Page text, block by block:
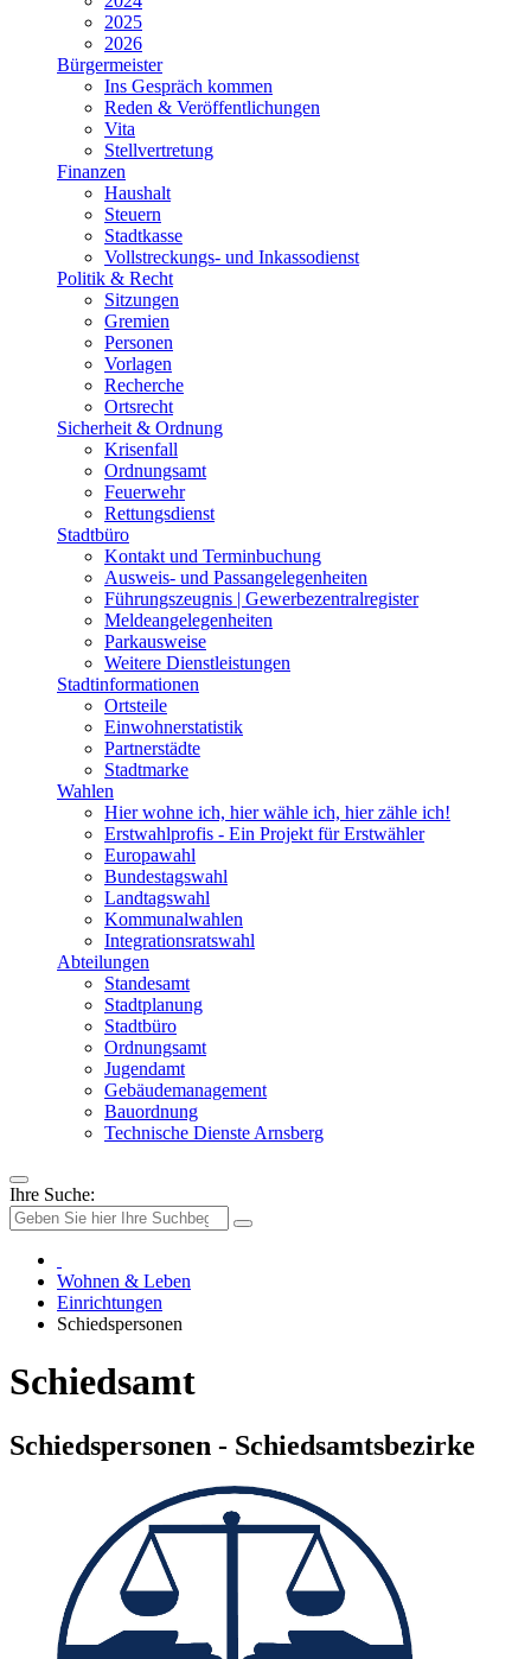
2025
2026
Bürgermeister
Ins Gespräch kommen
Reden & Veröffentlichungen
Vita
Stellvertretung
Finanzen
Haushalt
Steuern
Stadtkasse
Vollstreckungs- und Inkassodienst
Politik & Recht
Sitzungen
Gremien
Personen
Vorlagen
Recherche
Ortsrecht
Sicherheit & Ordnung
Krisenfall
Ordnungsamt
Feuerwehr
Rettungsdienst
Stadtbüro
Kontakt und Terminbuchung
Ausweis- und Passangelegenheiten
Führungszeugnis | Gewerbezentralregister
Meldeangelegenheiten
Parkausweise
Weitere Dienstleistungen
Stadtinformationen
Ortsteile
Einwohnerstatistik
Partnerstädte
Stadtmarke
Wahlen
Hier wohne ich, hier wähle ich, hier zähle ich!
Erstwahlprofis - Ein Projekt für Erstwähler
Europawahl
Bundestagswahl
Landtagswahl
Kommunalwahlen
Integrationsratswahl
Abteilungen
Standesamt
Stadtplanung
Stadtbüro
Ordnungsamt
Jugendamt
Gebäudemanagement
Bauordnung
Technische Dienste Arnsberg
Ihre Suche:
Wohnen & Leben
Einrichtungen
Schiedspersonen
Schiedsamt
Schiedspersonen - Schiedsamtsbezirke